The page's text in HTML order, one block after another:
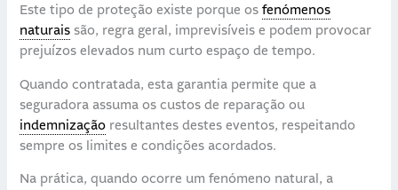
Este tipo de proteção existe porque osfenómenos
naturais são, regra geral, imprevisíveis e podem provocar
prejuízos elevados num curto espaço de tempo.
Quando contratada, esta garantia permite que a
seguradora assuma os custos de reparação ou
indemnização resultantes destes eventos, respeitando
sempre os limites e condições acordados.
Na prática, quando ocorre um fenómeno natural, a